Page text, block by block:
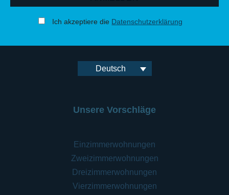
Ich akzeptiere die Datenschutzerklärung
Deutsch
Unsere Vorschläge
Einzimmerwohnungen
Zweizimmerwohnungen
Dreizimmerwohnungen
Vierzimmerwohnungen